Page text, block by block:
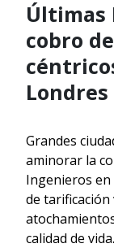
Últimas
cobro
Grandes
aminorar la
Ingenieros
de
calidad de vida.